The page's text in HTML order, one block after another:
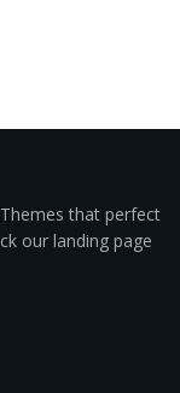
that perfect
our landing page